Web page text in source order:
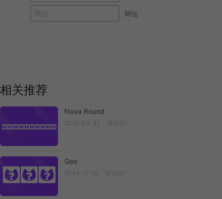
网址
相关推荐
Nova Round
Nova Round
2026-03-31 评论(0)
Geo
Geo
2024-11-18 评论(0)